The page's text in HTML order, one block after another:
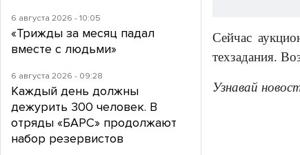
Сейчас
техзадания.
Узнавай
6 августа 2026 - 10:05
«Трижды за месяц падал
вместе с людьми»
6 августа 2026 - 09:28
Каждый день должны
дежурить 300 человек. В
отряды «БАРС» продолжают
набор резервистов